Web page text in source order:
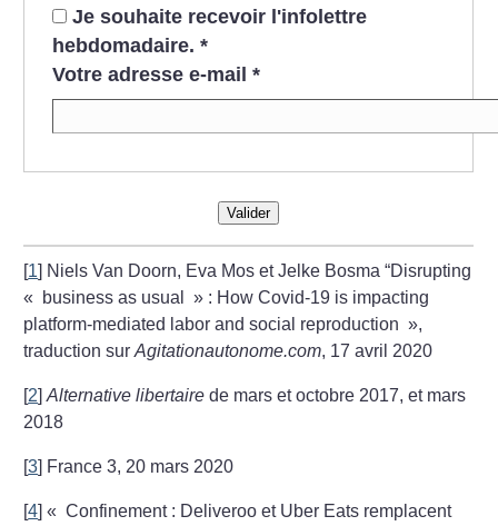
Je souhaite recevoir l'infolettre
hebdomadaire. *
Votre adresse e-mail *
Valider
[1] Niels Van Doorn, Eva Mos et Jelke Bosma “Disrupting
«
business as usual
» : How Covid-19 is impacting
platform-mediated labor and social reproduction »,
traduction surAgitationautonome.com, 17 avril 2020
[2]Alternative libertaire de mars et octobre 2017, et mars
2018
[3] France 3, 20 mars 2020
[4]« Confinement : Deliveroo et Uber Eats remplacent